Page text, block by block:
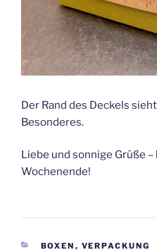
Der Rand des Deckels
Besonderes.
Liebe und sonnige Grüße –
Wochenende!
KATEGORIEN
BOXEN , VERPACKUNG